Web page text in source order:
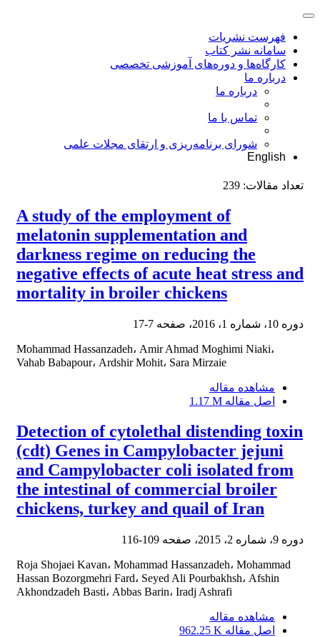
فهرست نشریات
سامانه نشر کتاب
کارگاه‌ها و دوره‌های آموزشی تخصصی
درباره ما
درباره ما
تماس با ما
شورای برنامه‌ریزی و ارتقای مجلات علمی
English
تعداد مقالات: 239
A study of the employment of
melatonin supplementation and
darkness regime on reducing the
negative effects of acute heat stress and
mortality in broiler chickens
دوره 10، شماره 1، 2016، صفحه 7-17
Mohammad Hassanzadeh، Amir Ahmad Moghimi Niaki،
Vahab Babapour، Ardshir Mohit، Sara Mirzaie
مشاهده مقاله
اصل مقاله 1.17 M
Detection of cytolethal distending toxin
(cdt) Genes in Campylobacter jejuni
and Campylobacter coli isolated from
the intestinal of commercial broiler
chickens, turkey and quail of Iran
دوره 9، شماره 2، 2015، صفحه 109-116
Roja Shojaei Kavan، Mohammad Hassanzadeh، Mohammad
Hassan Bozorgmehri Fard، Seyed Ali Pourbakhsh، Afshin
Akhondzadeh Basti، Abbas Barin، Iradj Ashrafi
مشاهده مقاله
اصل مقاله 962.25 K